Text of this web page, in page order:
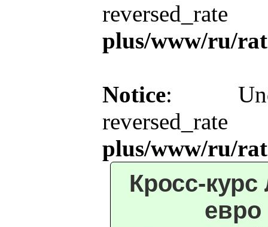
plus/www/ru/
Notice:
plus/www/ru/
Кросс-
евро